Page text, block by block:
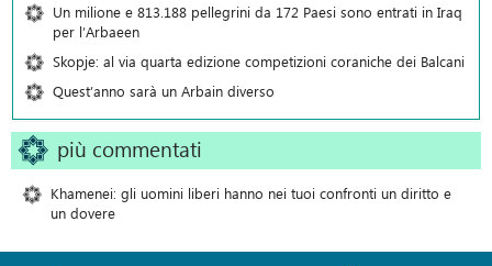
Un milione e 813.188 pellegrini da 172 Paesi sono entrati in Iraq
per l’Arbaeen
Skopje: al via quarta edizione competizioni coraniche dei Balcani
Quest’anno sarà un Arbain diverso
più commentati
Khamenei: gli uomini liberi hanno nei tuoi confronti un diritto e
un dovere